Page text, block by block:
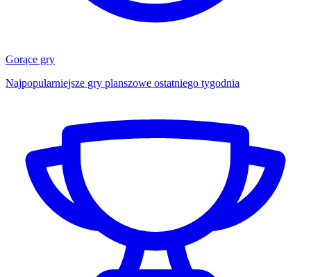
Gorące gry
Najpopularniejsze gry planszowe ostatniego tygodnia